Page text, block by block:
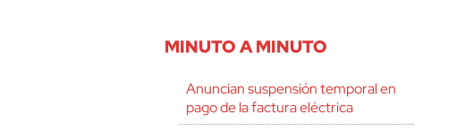
MINUTO A MINUTO
Anuncian suspensión temporal en
pago de la factura eléctrica